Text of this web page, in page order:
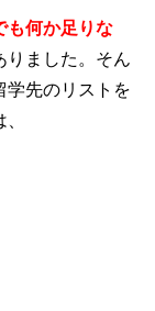
も何か足りな
りました。そん
学先のリストを